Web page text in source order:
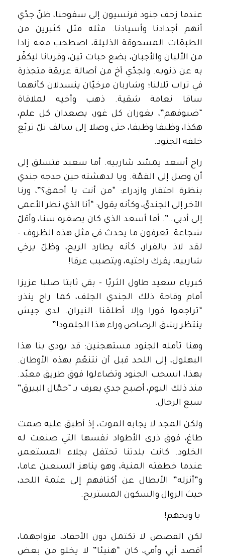
عندما زحف جنود فرنسيون إلى سفوحنا، ظنّ جدّي
أنهم أجدادنا وأسيادنا. مثله مثل كثيرين من
الطبقات المسحوقة الذليلة، اصطحب معه زادا
من الألبان والأجبان، بضع حبات تين، وقربانا ليكفّر
به عن ذنوبه. ولجدّي أخ من أصالة عريقة متجذرة
في تراب تلالنا؛ وشاربان مرخيّان ينسدلان كأنهما
ساقا نعامة شقية. ذهب وأخيه لملاقاة
“ضيوفهم”، يغوران كل غور، يصعدان كل علم،
هكذا، وظيفا وظيفا، حتى وصلا إلى سالف تلّ تربّع
خلفه الجنود.
راح أسعد يمسّد شاربيه. أما سعيد فتسلق إلى
أن وصل إلى القمّة. ويا لدهشته حين حدجه جندي
بنظرة احتقار وازدراء: “من أنت يا أحمق؟”، ورنا
الآخر إلى الجنديّ، وكأنه يقول: “أنا الذي نظر الأعمى
إلى أدبي…”. أما أسعد الذي كان يصغره سنا، وأقلّ
شجاعة…تعرفون ما يحدث في مثل هذه الظروف –
لقد لاذ بالفرار، كأنه يطارد الريح، وظلّ يرخي
شاربيه، يفرك راحتيه، ويتصبب عرقا!
كبرياء سعيد طاول الثريّا – بقي ثابتا صلبا عزيزا
أمام وقاحة ذلك الجندي الجلف، كما راح ينذر:
“تراجعوا فورا وإلا أطلقنا النيران. لدي جيش
ينتظر رشق الرصاص وراء هذا الجلمود!”.
وهنا تأمله الجنود مستهجنين: قد يودي بنا هذا
البهلول، إلى اللحد قبل أن نتنعّم بهذه الأوطان.
بهذا، انسحب الجنود وتضاءلوا فوق طريق معبّد.
منذ ذلك اليوم، أصبح جدي يعرف بـ “حمّال البيرق”
سبع الرجال.
ولكن المجد لا يجابه الموت، إذ أطبق عليه صمت
طاغ، فوق ذرى الأطواد نفسها التي صنعت له
الخلود. كانت بلدتنا تحتفل بجلاء المستعمر،
عندما خطفته المنية، وهو يناهز السبعين عاما،
و”أنزله” الأبطال عن أكتافهم إلى عتمة اللحد،
حيث الزوال والسكون المستريح.
يا ويحهم!
لكن القصص لا تكتمل دون الأحفاد، فزواجهما،
أقصد أبي وأمي، كان “هنيئا” لا يخلو من بعض